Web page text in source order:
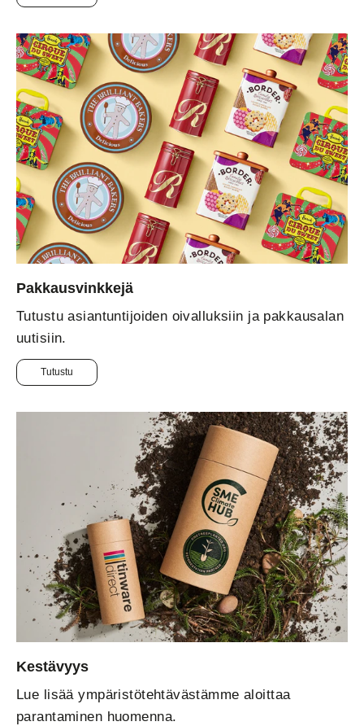
Pakkausvinkkejä
Tutustu asiantuntijoiden oivalluksiin ja pakkausalan
uutisiin.
Tutustu
Kestävyys
Lue lisää ympäristötehtävästämme aloittaa
parantaminen huomenna.